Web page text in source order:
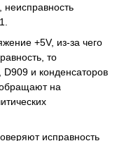
неисправность
+5V, из-за чего
то
и конденсаторов
на
исправность